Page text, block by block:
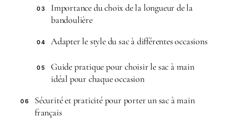
03
Importance du choix de la longueur de la
bandoulière
04 Adapter le style du sac à différentes occasions
05
Guide pratique pour choisir le sac à main
idéal pour chaque occasion
06
Sécurité et praticité pour porter un sac à main
français